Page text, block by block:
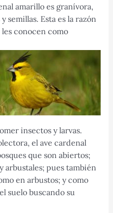
amarillo es granívora,
semillas. Esta es la razón
les conocen como
insectos y larvas.
el ave cardenal
que son abiertos;
arbustales; pues también
en arbustos; y como
suelo buscando su